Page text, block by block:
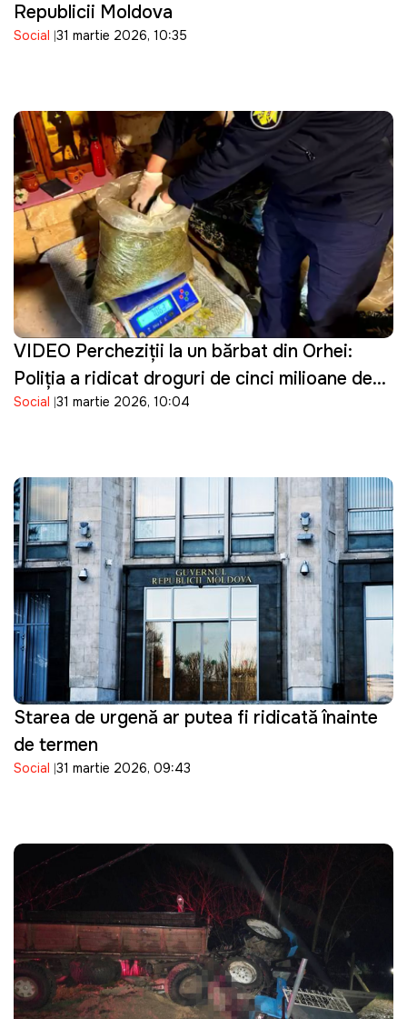
Republicii Moldova
Social 31 martie 2026, 10:35
VIDEO Percheziţii la un bărbat din Orhei:
Poliţia a ridicat droguri de cinci milioane de
lei
Social 31 martie 2026, 10:04
Starea de urgență ar putea fi ridicată înainte
de termen
Social 31 martie 2026, 09:43